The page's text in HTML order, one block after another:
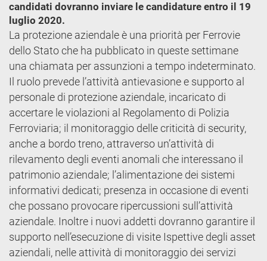
candidati dovranno inviare le candidature entro il 19
luglio 2020.
La protezione aziendale è una priorità per Ferrovie
dello Stato che ha pubblicato in queste settimane
una chiamata per assunzioni a tempo indeterminato.
Il ruolo prevede l’attività antievasione e supporto al
personale di protezione aziendale, incaricato di
accertare le violazioni al Regolamento di Polizia
Ferroviaria; il monitoraggio delle criticità di security,
anche a bordo treno, attraverso un’attività di
rilevamento degli eventi anomali che interessano il
patrimonio aziendale; l’alimentazione dei sistemi
informativi dedicati; presenza in occasione di eventi
che possano provocare ripercussioni sull’attività
aziendale. Inoltre i nuovi addetti dovranno garantire il
supporto nell’esecuzione di visite Ispettive degli asset
aziendali, nelle attività di monitoraggio dei servizi